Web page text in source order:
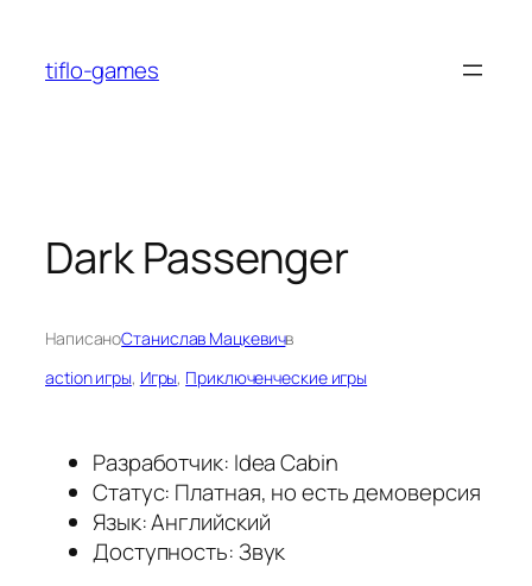
содержимому
tiflo-games
Dark Passenger
НаписаноСтанислав Мацкевичв
action игры, Игры, Приключенческие игры
Разработчик: Idea Cabin
Статус: Платная, но есть демоверсия
Язык: Английский
Доступность: Звук